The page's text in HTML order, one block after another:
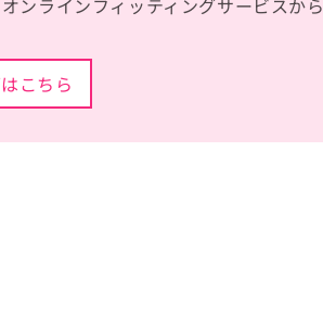
ンラインフィッティングサービスから
こちら